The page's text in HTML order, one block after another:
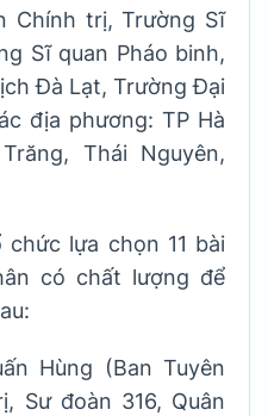
Chính trị, Trường Sĩ
Sĩ quan Pháo binh,
Đà Lạt, Trường Đại
địa phương: TP Hà
Thái Nguyên,
lựa chọn 11 bài
có chất lượng để
Hùng (Ban Tuyên
Sư đoàn 316, Quân